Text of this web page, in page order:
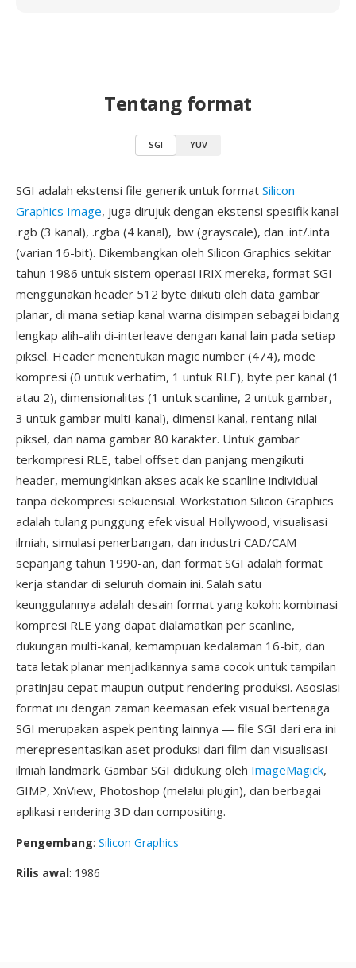
Tentang format
SGI YUV
SGI adalah ekstensi file generik untuk format Silicon
Graphics Image, juga dirujuk dengan ekstensi spesifik kanal
.rgb (3 kanal), .rgba (4 kanal), .bw (grayscale), dan .int/.inta
(varian 16-bit). Dikembangkan oleh Silicon Graphics sekitar
tahun 1986 untuk sistem operasi IRIX mereka, format SGI
menggunakan header 512 byte diikuti oleh data gambar
planar, di mana setiap kanal warna disimpan sebagai bidang
lengkap alih-alih di-interleave dengan kanal lain pada setiap
piksel. Header menentukan magic number (474), mode
kompresi (0 untuk verbatim, 1 untuk RLE), byte per kanal (1
atau 2), dimensionalitas (1 untuk scanline, 2 untuk gambar,
3 untuk gambar multi-kanal), dimensi kanal, rentang nilai
piksel, dan nama gambar 80 karakter. Untuk gambar
terkompresi RLE, tabel offset dan panjang mengikuti
header, memungkinkan akses acak ke scanline individual
tanpa dekompresi sekuensial. Workstation Silicon Graphics
adalah tulang punggung efek visual Hollywood, visualisasi
ilmiah, simulasi penerbangan, dan industri CAD/CAM
sepanjang tahun 1990-an, dan format SGI adalah format
kerja standar di seluruh domain ini. Salah satu
keunggulannya adalah desain format yang kokoh: kombinasi
kompresi RLE yang dapat dialamatkan per scanline,
dukungan multi-kanal, kemampuan kedalaman 16-bit, dan
tata letak planar menjadikannya sama cocok untuk tampilan
pratinjau cepat maupun output rendering produksi. Asosiasi
format ini dengan zaman keemasan efek visual bertenaga
SGI merupakan aspek penting lainnya — file SGI dari era ini
merepresentasikan aset produksi dari film dan visualisasi
ilmiah landmark. Gambar SGI didukung oleh ImageMagick,
GIMP, XnView, Photoshop (melalui plugin), dan berbagai
aplikasi rendering 3D dan compositing.
Pengembang: Silicon Graphics
Rilis awal: 1986